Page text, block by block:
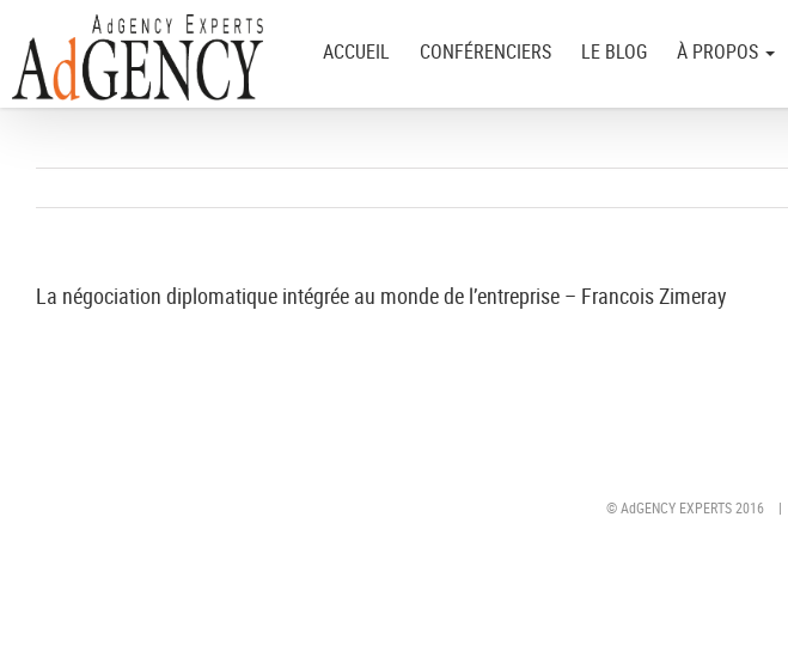
ACCUEIL CONFÉRENCIERS LE BLOG À PROPOS
La négociation diplomatique intégrée au monde de l’entreprise – Francois Zimeray
© AdGENCY EXPERTS 2016 |